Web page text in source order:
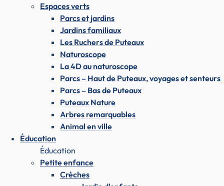
Espaces verts
Parcs et jardins
Jardins familiaux
Les Ruchers de Puteaux
Naturoscope
La 4D au naturoscope
Parcs – Haut de Puteaux, voyages et senteurs
Parcs – Bas de Puteaux
Puteaux Nature
Arbres remarquables
Animal en ville
Éducation
Éducation
Petite enfance
Crèches